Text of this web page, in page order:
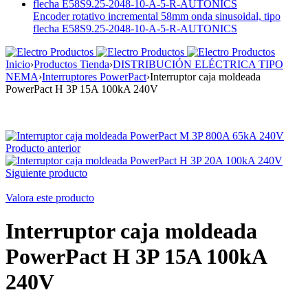
Encoder rotativo incremental 58mm onda sinusoidal, tipo
flecha E58S9.25-2048-10-A-5-R-AUTONICS
Inicio›Productos Tienda›DISTRIBUCIÓN ELÉCTRICA TIPO
NEMA›Interruptores PowerPact›Interruptor caja moldeada
PowerPact H 3P 15A 100kA 240V
Producto anterior
Siguiente producto
Valora este producto
Interruptor caja moldeada
PowerPact H 3P 15A 100kA
240V